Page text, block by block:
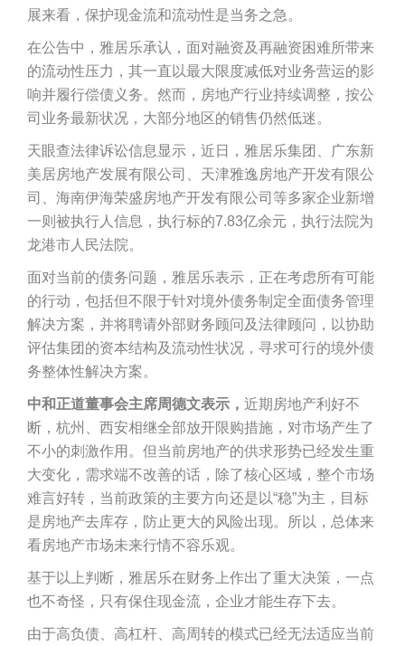
展来看，保护现金流和流动性是当务之急。
在公告中，雅居乐承认，面对融资及再融资困难所带来
的流动性压力，其一直以最大限度减低对业务营运的影
响并履行偿债义务。然而，房地产行业持续调整，按公
司业务最新状况，大部分地区的销售仍然低迷。
天眼查法律诉讼信息显示，近日，雅居乐集团、广东新
美居房地产发展有限公司、天津雅逸房地产开发有限公
司、海南伊海荣盛房地产开发有限公司等多家企业新增
一则被执行人信息，执行标的7.83亿余元，执行法院为
龙港市人民法院。
面对当前的债务问题，雅居乐表示，正在考虑所有可能
的行动，包括但不限于针对境外债务制定全面债务管理
解决方案，并将聘请外部财务顾问及法律顾问，以协助
评估集团的资本结构及流动性状况，寻求可行的境外债
务整体性解决方案。
中和正道董事会主席周德文表示， 近期房地产利好不
断，杭州、西安相继全部放开限购措施，对市场产生了
不小的刺激作用。但当前房地产的供求形势已经发生重
大变化，需求端不改善的话，除了核心区域，整个市场
难言好转，当前政策的主要方向还是以“稳”为主，目标
是房地产去库存，防止更大的风险出现。所以，总体来
看房地产市场未来行情不容乐观。
基于以上判断，雅居乐在财务上作出了重大决策，一点
也不奇怪，只有保住现金流，企业才能生存下去。
由于高负债、高杠杆、高周转的模式已经无法适应当前